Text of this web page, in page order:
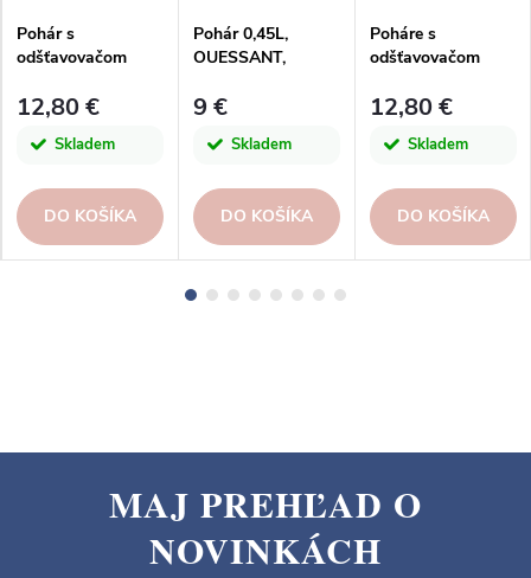
Pohár s
odšťavovačom
tmavo ružová|San
12,80 €
Skladem
DO KOŠÍKA
Pohár 0,45L,
OUESSANT,
9 €
Skladem
DO KOŠÍKA
Poháre s
odšťavovačom
žltá|San Miguel
12,80 €
Skladem
DO KOŠÍKA
MAJ PREHĽAD O
NOVINKÁCH